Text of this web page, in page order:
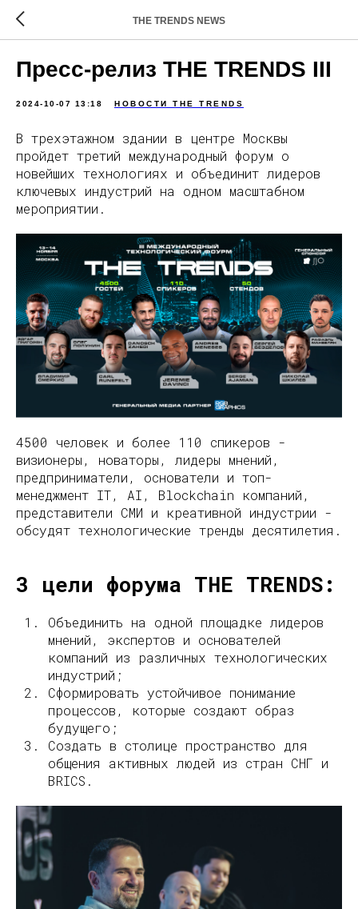
THE TRENDS NEWS
Пресс-релиз THE TRENDS III
2024-10-07 13:18 НОВОСТИ THE TRENDS
В трехэтажном здании в центре Москвы
пройдет третий международный форум о
новейших технологиях и объединит лидеров
ключевых индустрий на одном масштабном
мероприятии.
4500 человек и более 110 спикеров -
визионеры, новаторы, лидеры мнений,
предприниматели, основатели и топ-
менеджмент IT, AI, Blockchain компаний,
представители СМИ и креативной индустрии -
обсудят технологические тренды десятилетия.
3 цели форума THE TRENDS:
Объединить на одной площадке лидеров
мнений, экспертов и основателей
компаний из различных технологических
индустрий;
Сформировать устойчивое понимание
процессов, которые создают образ
будущего;
Создать в столице пространство для
общения активных людей из стран СНГ и
BRICS.